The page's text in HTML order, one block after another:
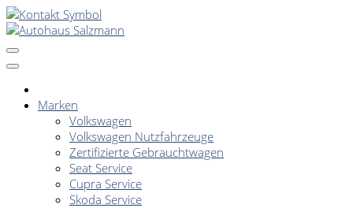
Marken
Volkswagen
Volkswagen Nutzfahrzeuge
Zertifizierte Gebrauchtwagen
Seat Service
Cupra Service
Skoda Service